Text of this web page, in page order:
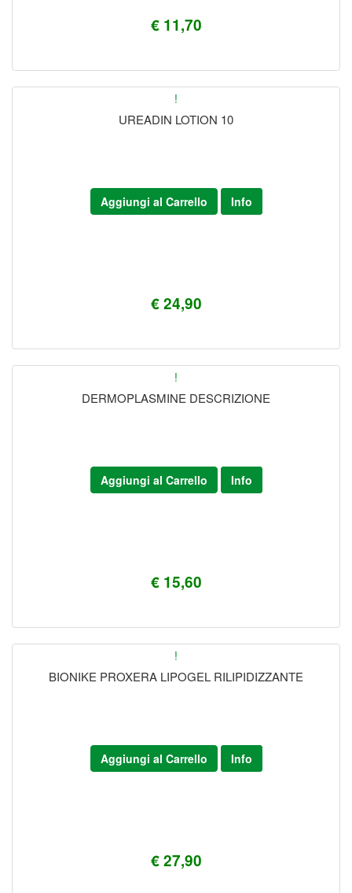
€ 11,70
!
UREADIN LOTION 10
€ 24,90
Aggiungi al Carrello Info
!
DERMOPLASMINE DESCRIZIONE
€ 15,60
Aggiungi al Carrello Info
!
BIONIKE PROXERA LIPOGEL RILIPIDIZZANTE
€ 27,90
Aggiungi al Carrello Info